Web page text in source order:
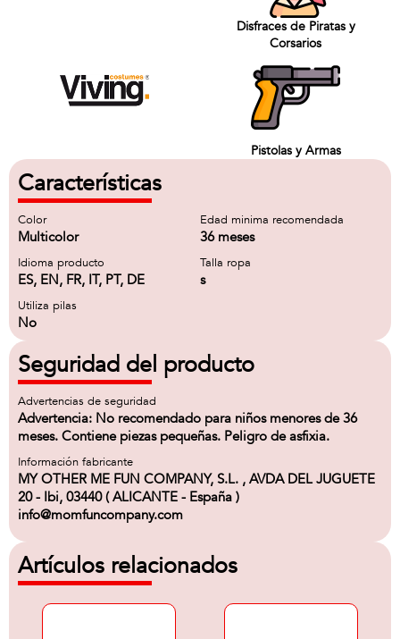
Disfraces de Piratas y
Corsarios
Pistolas y Armas
Características
Color
Multicolor
Edad minima recomendada
36 meses
Idioma producto
ES, EN, FR, IT, PT, DE
Talla ropa
s
Utiliza pilas
No
Seguridad del producto
Advertencias de seguridad
Advertencia: No recomendado para niños menores de 36
meses. Contiene piezas pequeñas. Peligro de asfixia.
Información fabricante
MY OTHER ME FUN COMPANY, S.L. , AVDA DEL JUGUETE
20 - Ibi, 03440 ( ALICANTE - España )
info@momfuncompany.com
Artículos relacionados